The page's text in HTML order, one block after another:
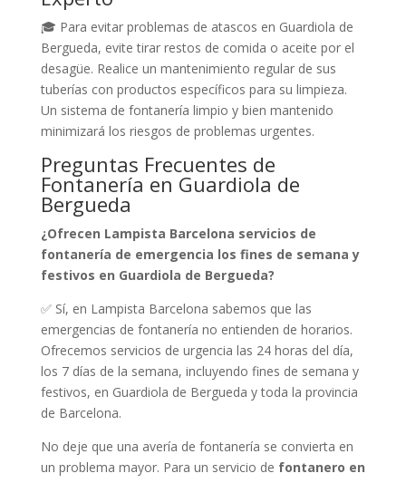
🎓 Para evitar problemas de atascos en Guardiola de
Bergueda, evite tirar restos de comida o aceite por el
desagüe. Realice un mantenimiento regular de sus
tuberías con productos específicos para su limpieza.
Un sistema de fontanería limpio y bien mantenido
minimizará los riesgos de problemas urgentes.
Preguntas Frecuentes de
Fontanería en Guardiola de
Bergueda
¿Ofrecen Lampista Barcelona servicios de
fontanería de emergencia los fines de semana y
festivos en Guardiola de Bergueda?
✅ Sí, en Lampista Barcelona sabemos que las
emergencias de fontanería no entienden de horarios.
Ofrecemos servicios de urgencia las 24 horas del día,
los 7 días de la semana, incluyendo fines de semana y
festivos, en Guardiola de Bergueda y toda la provincia
de Barcelona.
No deje que una avería de fontanería se convierta en
un problema mayor. Para un servicio de fontanero en